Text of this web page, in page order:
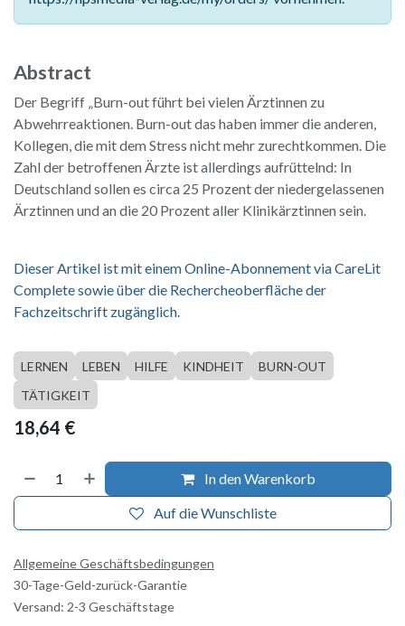
Abstract
Der Begriff „Burn-out führt bei vielen Ärztinnen zu
Abwehrreaktionen. Burn-out das haben immer die anderen,
Kollegen, die mit dem Stress nicht mehr zurechtkommen. Die
Zahl der betroffenen Ärzte ist allerdings aufrüttelnd: In
Deutschland sollen es circa 25 Prozent der niedergelassenen
Ärztinnen und an die 20 Prozent aller Klinikärztinnen sein.
Dieser Artikel ist mit einem Online-Abonnement via CareLit
Complete sowie über die Rechercheoberfläche der
Fachzeitschrift zugänglich.
LERNEN LEBEN HILFE KINDHEIT
BURN-OUT
TÄTIGKEIT
18,64 €
In den Warenkorb
Auf die Wunschliste
Allgemeine Geschäftsbedingungen
30-Tage-Geld-zurück-Garantie
Versand: 2-3 Geschäftstage